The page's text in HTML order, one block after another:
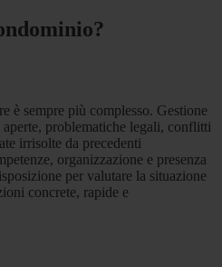
è sempre più complesso. Gestione
problematiche legali, conflitti
irrisolte da precedenti
organizzazione e presenza
per valutare la situazione
concrete, rapide e